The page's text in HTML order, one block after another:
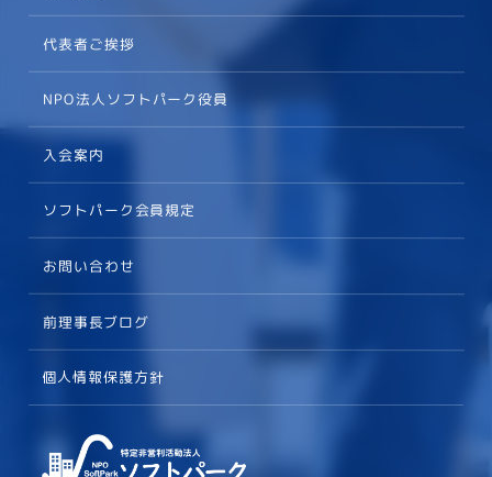
代表者ご挨拶
NPO法人ソフトパーク役員
入会案内
ソフトパーク会員規定
お問い合わせ
前理事長ブログ
個人情報保護方針